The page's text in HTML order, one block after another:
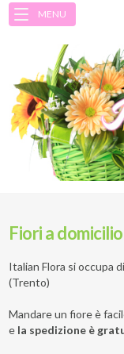
MENU
Fiori a
Italian Flora si occupa di
(Trento)
Mandare un fiore è
e la spedizione è